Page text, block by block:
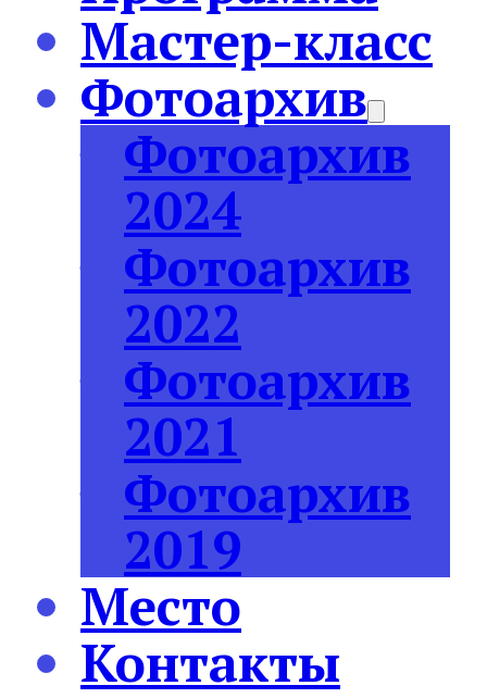
Мастер-класс
Фотоархив
Фотоархив
2024
Фотоархив
2022
Фотоархив
2021
Фотоархив
2019
Место
Контакты